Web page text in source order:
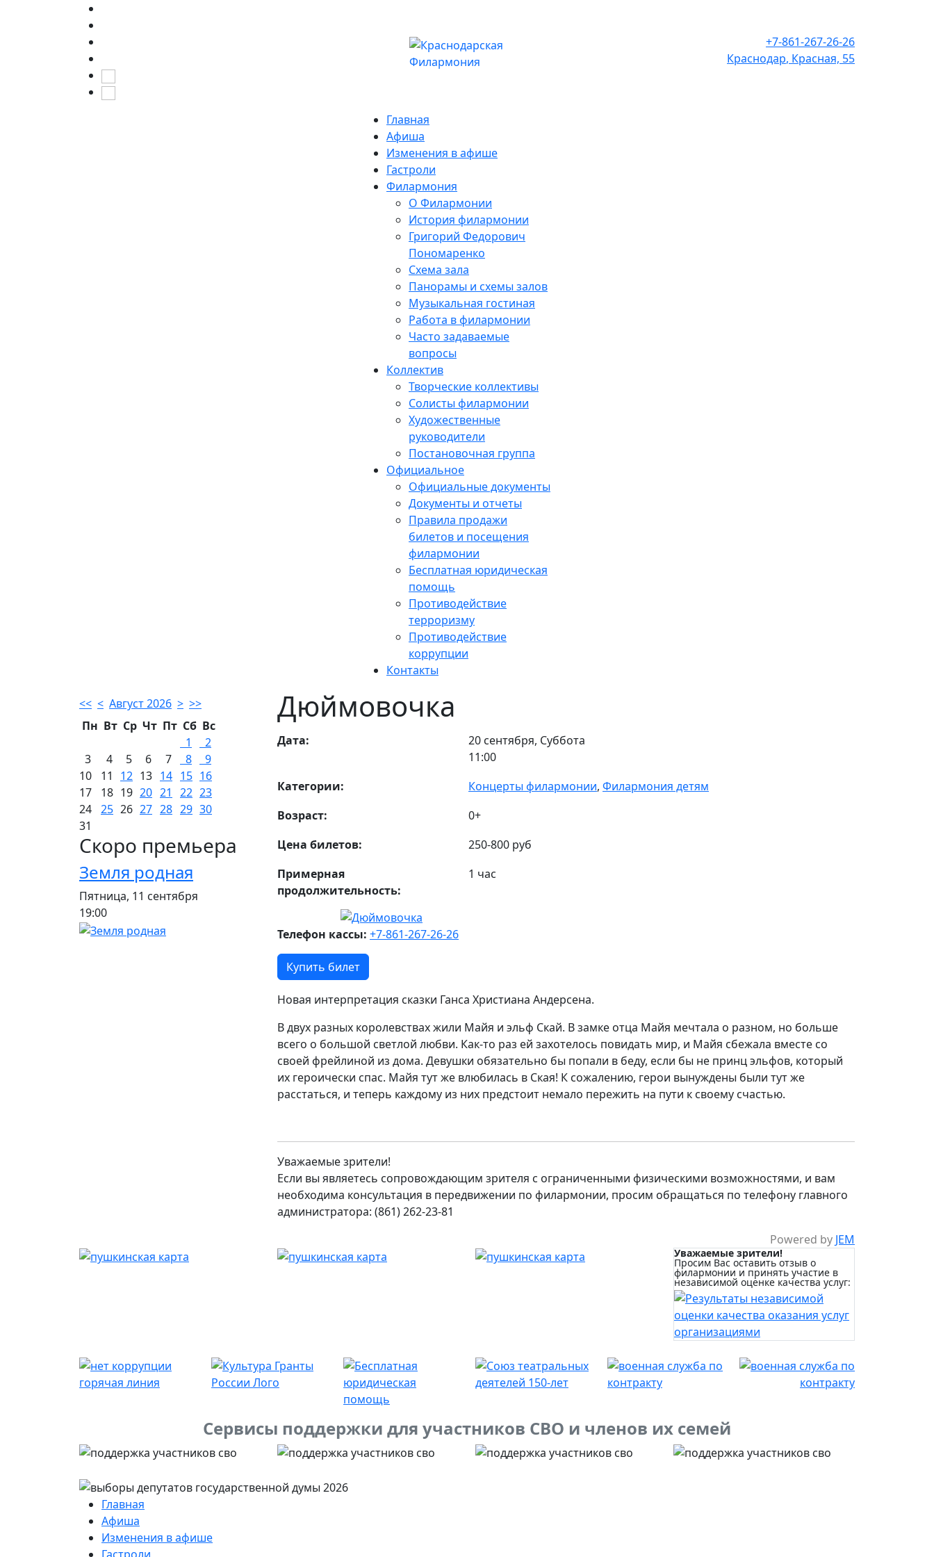
+7-861-267-26-26
Краснодар, Красная, 55
Главная
Афиша
Изменения в афише
Гастроли
Филармония
О Филармонии
История филармонии
Григорий Федорович
Пономаренко
Схема зала
Панорамы и схемы залов
Музыкальная гостиная
Работа в филармонии
Часто задаваемые
вопросы
Коллектив
Творческие коллективы
Солисты филармонии
Художественные
руководители
Постановочная группа
Официальное
Официальные документы
Документы и отчеты
Правила продажи
билетов и посещения
филармонии
Бесплатная юридическая
помощь
Противодействие
терроризму
Противодействие
коррупции
Контакты
<< < Август 2026 > >>
Пн Вт Ср Чт Пт Сб Вс
1
2
3
4 5 6 7 8
9
10
11 12 13 14 15 16
17
18 19 20 21 22 23
24 25 26 27 28 29 30
31
Скоро премьера
Земля родная
Пятница, 11 сентября
19:00
Дюймовочка
Дата:
20 сентября, Суббота
11:00
Категории:
Концерты филармонии, Филармония детям
Возраст:
0+
Цена билетов:
250-800 руб
Примерная
продолжительность:
1 час
Телефон кассы: +7-861-267-26-26
Купить билет
Новая интерпретация сказки Ганса Христиана Андерсена.
В двух разных королевствах жили Майя и эльф Скай. В замке отца Майя мечтала о разном, но больше
всего о большой светлой любви. Как-то раз ей захотелось повидать мир, и Майя сбежала вместе со
своей фрейлиной из дома. Девушки обязательно бы попали в беду, если бы не принц эльфов, который
их героически спас. Майя тут же влюбилась в Ская! К сожалению, герои вынуждены были тут же
расстаться, и теперь каждому из них предстоит немало пережить на пути к своему счастью.
Уважаемые зрители!
Если вы являетесь сопровождающим зрителя с ограниченными физическими возможностями, и вам
необходима консультация в передвижении по филармонии, просим обращаться по телефону главного
администратора: (861) 262-23-81
Powered by JEM
Уважаемые зрители!
Просим Вас оставить отзыв о
филармонии и принять участие в
независимой оценке качества услуг:
Сервисы поддержки для участников СВО и членов их семей
Главная
Афиша
Изменения в афише